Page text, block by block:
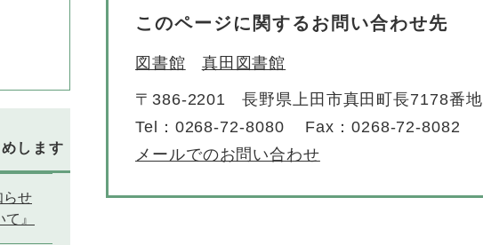
このページに関するお問い合わせ先
図書館 真田図書館
〒386-2201
長野県上田市真田町長7178番
Tel：0268-72-8080
Fax：0268-72-8082
メールでのお問い合わせ
します
らせ
』